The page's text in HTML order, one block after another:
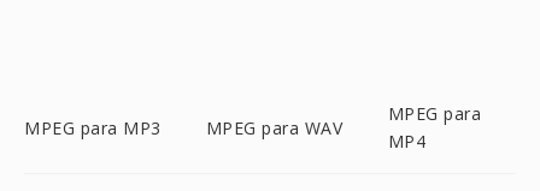
MPEG para MP3 MPEG para WAV
MPEG para
MP4